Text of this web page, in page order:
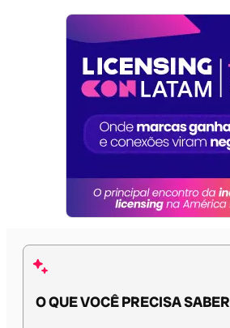
O QUE VOCÊ PRECISA SABER